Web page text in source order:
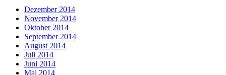
Dezember 2014
November 2014
Oktober 2014
September 2014
August 2014
Juli 2014
Juni 2014
Mai 2014